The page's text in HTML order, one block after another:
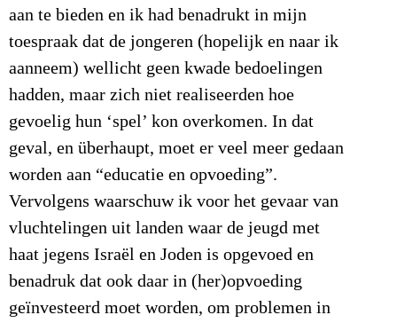
aan te bieden en ik had benadrukt in mijn
toespraak dat de jongeren (hopelijk en naar ik
aanneem) wellicht geen kwade bedoelingen
hadden, maar zich niet realiseerden hoe
gevoelig hun ‘spel’ kon overkomen. In dat
geval, en überhaupt, moet er veel meer gedaan
worden aan “educatie en opvoeding”.
Vervolgens waarschuw ik voor het gevaar van
vluchtelingen uit landen waar de jeugd met
haat jegens Israël en Joden is opgevoed en
benadruk dat ook daar in (her)opvoeding
geïnvesteerd moet worden, om problemen in